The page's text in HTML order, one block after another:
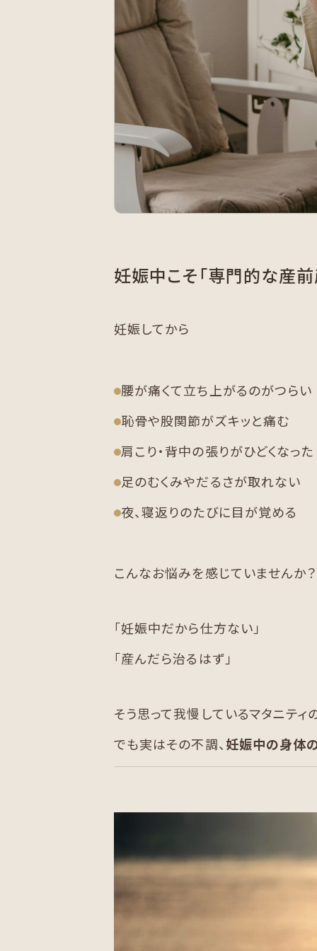
妊娠中こそ「専門的な産
妊娠してから
腰が痛くて立ち上がるのがつらい
恥骨や股関節がズキッと痛む
肩こり・背中の張りがひどくなった
足のむくみやだるさが取れない
夜、寝返りのたびに目が覚める
こんなお悩みを感じていませんか？
「妊娠中だから仕方ない」
「産んだら治るはず」
そう思って我慢しているマタニティ
でも実はその不調、 妊娠中の身体